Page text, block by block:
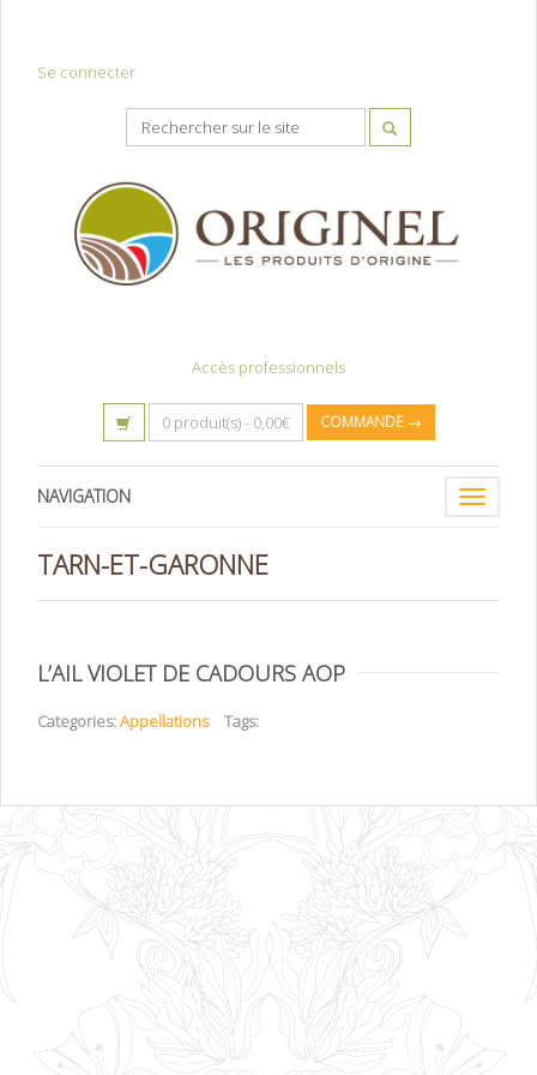
Se connecter
Accès professionnels
0 produit(s) - 0,00€ COMMANDE →
Toggle
NAVIGATION
TARN-ET-GARONNE
L’AIL VIOLET DE CADOURS AOP
Categories:Appellations Tags: